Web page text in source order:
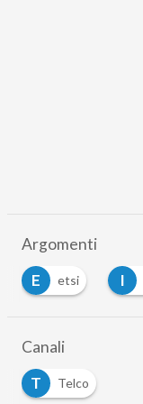
Argomenti
E
etsi I
Canali
T
Telco